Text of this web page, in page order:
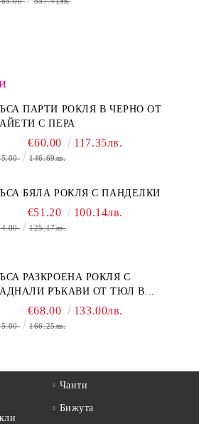
ПАРТИ РОКЛЯ В ЧЕРНО ОТ
С ПЕРА
€60.00 117.35лв.
146.69лв.
БЯЛА РОКЛЯ С ПАНДЕЛКИ
€51.20 100.14лв.
125.17лв.
РАЗКРОЕНА РОКЛЯ С
РЪКАВИ ОТ ТЮЛ В
€68.00 133.00лв.
166.25лв.
Чанти
Бижута